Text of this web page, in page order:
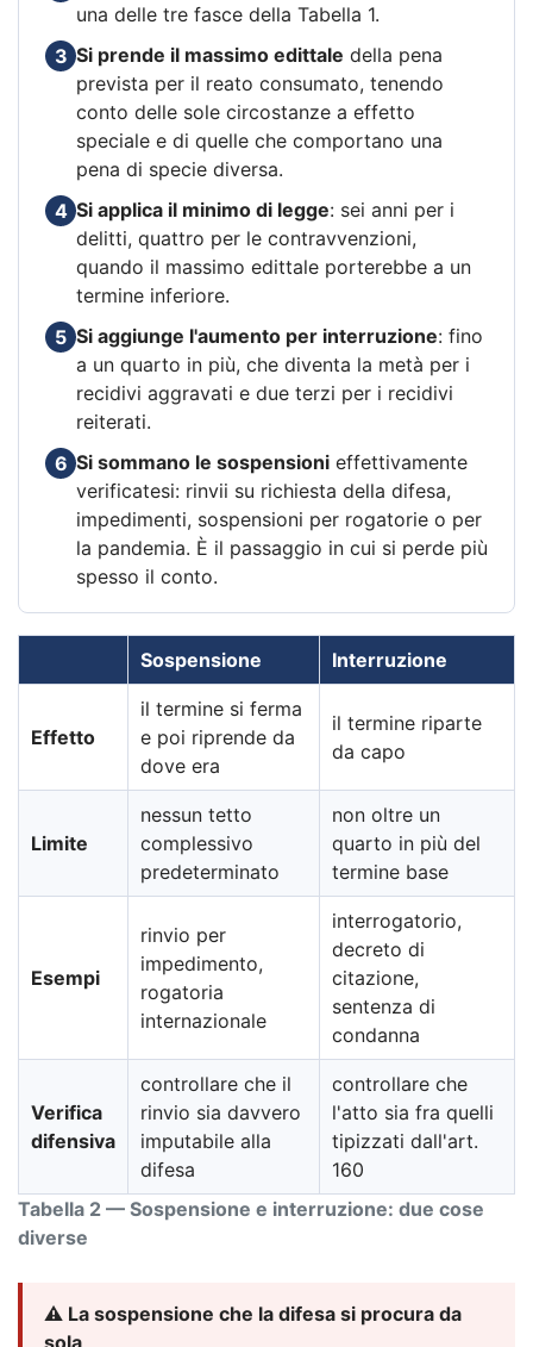
una delle tre fasce della Tabella 1.
3 Si prende il massimo edittale della pena
prevista per il reato consumato, tenendo
conto delle sole circostanze a effetto
speciale e di quelle che comportano una
pena di specie diversa.
4 Si applica il minimo di legge: sei anni per i
delitti, quattro per le contravvenzioni,
quando il massimo edittale porterebbe a un
termine inferiore.
5 Si aggiunge l'aumento per interruzione: fino
a un quarto in più, che diventa la metà per i
recidivi aggravati e due terzi per i recidivi
reiterati.
6 Si sommano le sospensioni effettivamente
verificatesi: rinvii su richiesta della difesa,
impedimenti, sospensioni per rogatorie o per
la pandemia. È il passaggio in cui si perde più
spesso il conto.
Tabella 2 — Sospensione e interruzione: due cose
diverse
Sospensione Interruzione
Effetto
il termine si ferma
e poi riprende da
dove era
il termine riparte
da capo
Limite
nessun tetto
complessivo
predeterminato
non oltre un
quarto in più del
termine base
Esempi
rinvio per
impedimento,
rogatoria
internazionale
interrogatorio,
decreto di
citazione,
sentenza di
condanna
Verifica
difensiva
controllare che il
rinvio sia davvero
imputabile alla
difesa
controllare che
l'atto sia fra quelli
tipizzati dall'art.
160
⚠️ La sospensione che la difesa si procura da
sola